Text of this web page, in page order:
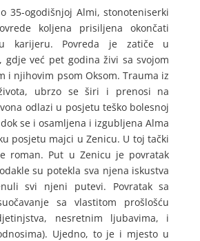
35-ogodišnjoj Almi, stonoteniserki
koljena prisiljena okončati
karijeru. Povreda je zatiče u
gdje već pet godina živi sa svojom
i njihovim psom Oksom. Trauma iz
ubrzo se širi i prenosi na
odlazi u posjetu teško bolesnoj
se i osamljena i izgubljena Alma
posjetu majci u Zenicu. U toj tački
roman. Put u Zenicu je povratak
su potekla sva njena iskustva
svi njeni putevi. Povratak sa
sa vlastitom prošlošću
nesretnim ljubavima, i
Ujedno, to je i mjesto u